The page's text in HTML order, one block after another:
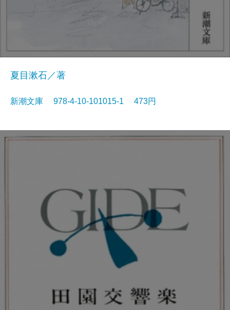
夏目漱石／著
新潮文庫 978-4-10-101015-1 473円